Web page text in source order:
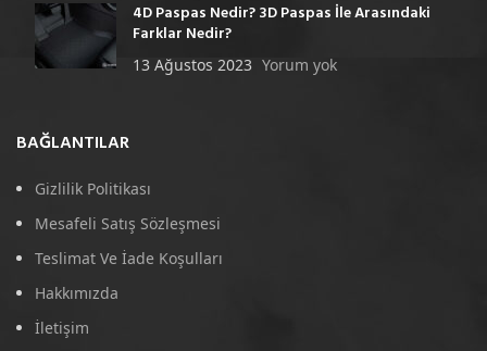
4D Paspas Nedir? 3D Paspas İle Arasındaki
Farklar Nedir?
13 Ağustos 2023 Yorum yok
BAĞLANTILAR
Gizlilik Politikası
Mesafeli Satış Sözleşmesi
Teslimat Ve İade Koşulları
Hakkımızda
İletişim